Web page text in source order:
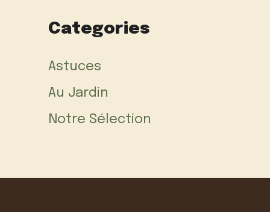
Categories
Astuces
Au Jardin
Notre Sélection